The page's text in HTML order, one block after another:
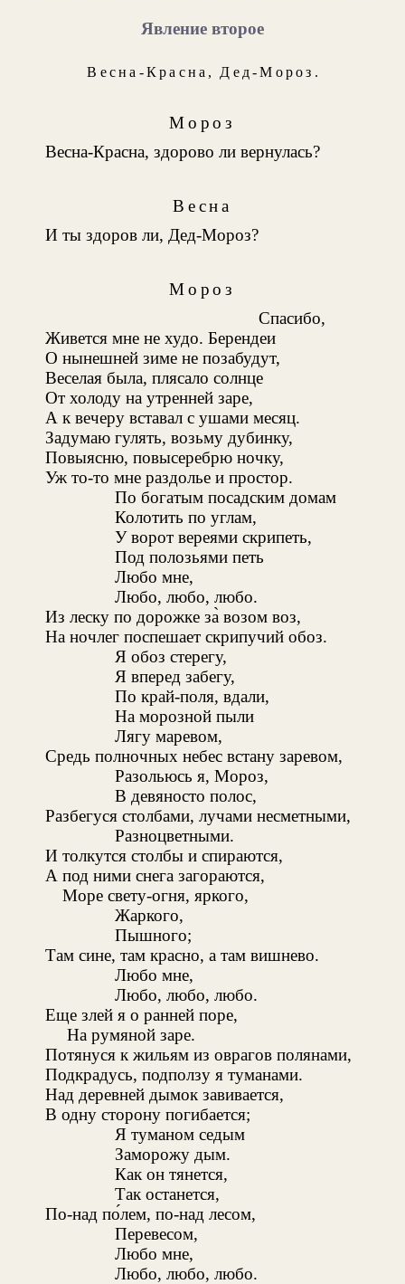
Явление второе
Весна-Красна ,Дед-Мороз .
Мороз
Весна-Красна, здорово ли вернулась?
Весна
И ты здоров ли, Дед-Мороз?
Мороз
Спасибо,
Живется мне не худо. Берендеи
О нынешней зиме не позабудут,
Веселая была, плясало солнце
От холоду на утренней заре,
А к вечеру вставал с ушами месяц.
Задумаю гулять, возьму дубинку,
Повыясню, повысеребрю ночку,
Уж то-то мне раздолье и простор.
По богатым посадским домам
Колотить по углам,
У ворот вереями скрипеть,
Под полозьями петь
Любо мне,
Любо, любо, любо.
Из леску по дорожке за̀ возом воз,
На ночлег поспешает скрипучий обоз.
Я обоз стерегу,
Я вперед забегу,
По край-поля, вдали,
На морозной пыли
Лягу маревом,
Средь полночных небес встану заревом,
Разольюсь я, Мороз,
В девяносто полос,
Разбегуся столбами, лучами несметными,
Разноцветными.
И толкутся столбы и спираются,
А под ними снега загораются,
Море свету-огня, яркого,
Жаркого,
Пышного;
Там сине, там красно, а там вишнево.
Любо мне,
Любо, любо, любо.
Еще злей я о ранней поре,
На румяной заре.
Потянуся к жильям из оврагов полянами,
Подкрадусь, подползу я туманами.
Над деревней дымок завивается,
В одну сторону погибается;
Я туманом седым
Заморожу дым.
Как он тянется,
Так останется,
По-над по́лем, по-над лесом,
Перевесом,
Любо мне,
Любо, любо, любо.